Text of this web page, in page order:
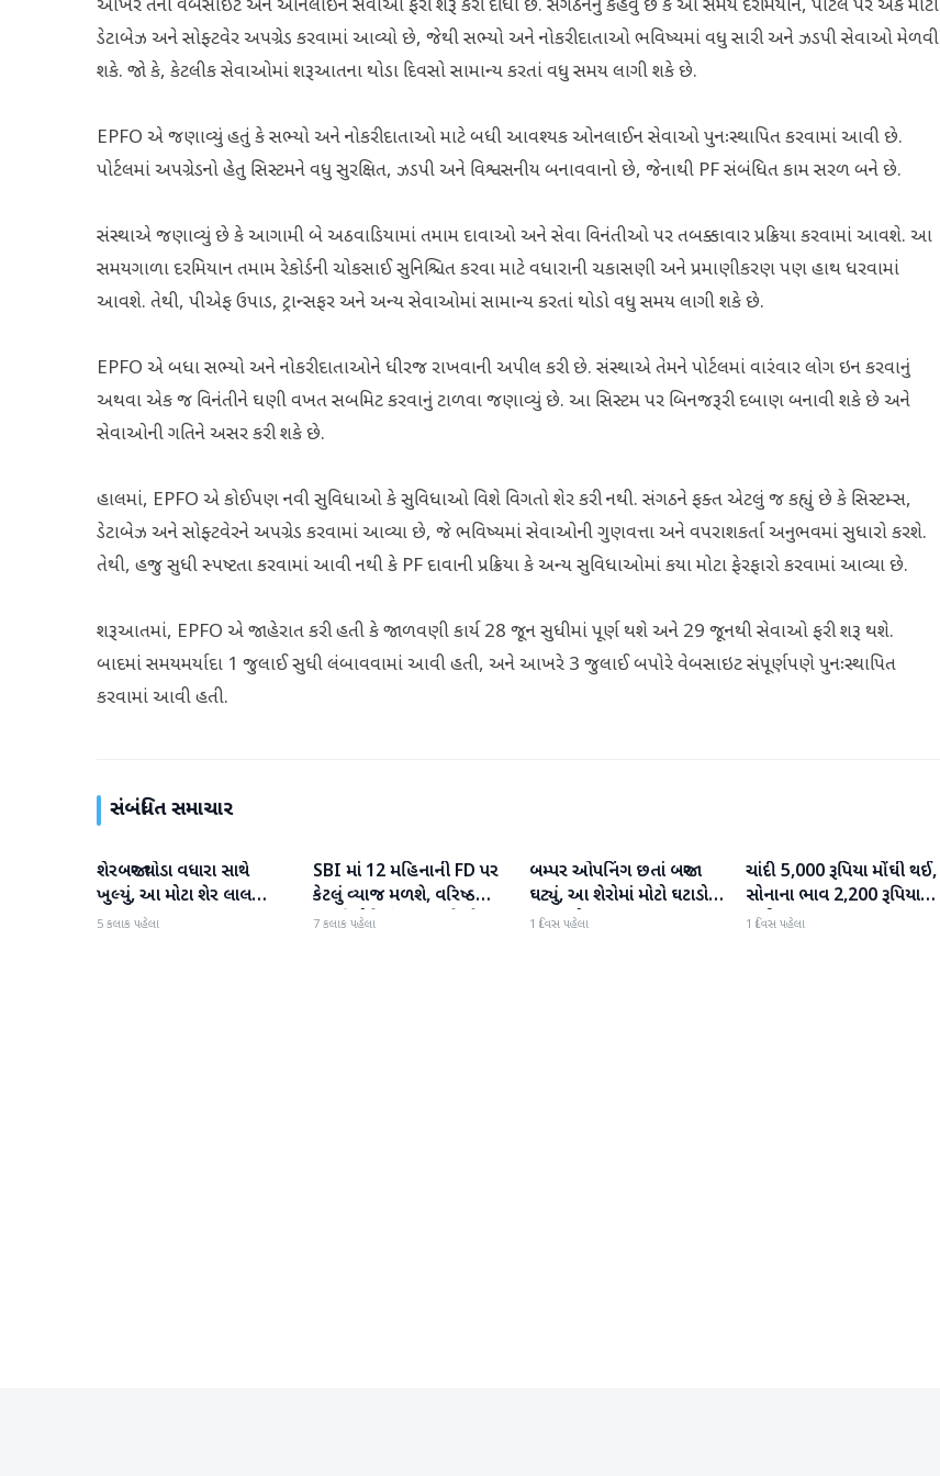
આખરે તેની વેબસાઇટ અને ઓનલાઈન સેવાઓ ફરી શરૂ કરી દીધી છે. સંગઠનનું કહેવું છે કે આ સમય દરમિયાન, પોર્ટલ પર એક મોટો
ડેટાબેઝ અને સોફ્ટવેર અપગ્રેડ કરવામાં આવ્યો છે, જેથી સભ્યો અને નોકરીદાતાઓ ભવિષ્યમાં વધુ સારી અને ઝડપી સેવાઓ મેળવી
શકે. જો કે, કેટલીક સેવાઓમાં શરૂઆતના થોડા દિવસો સામાન્ય કરતાં વધુ સમય લાગી શકે છે.
EPFO એ જણાવ્યું હતું કે સભ્યો અને નોકરીદાતાઓ માટે બધી આવશ્યક ઓનલાઈન સેવાઓ પુનઃસ્થાપિત કરવામાં આવી છે.
પોર્ટલમાં અપગ્રેડનો હેતુ સિસ્ટમને વધુ સુરક્ષિત, ઝડપી અને વિશ્વસનીય બનાવવાનો છે, જેનાથી PF સંબંધિત કામ સરળ બને છે.
સંસ્થાએ જણાવ્યું છે કે આગામી બે અઠવાડિયામાં તમામ દાવાઓ અને સેવા વિનંતીઓ પર તબક્કાવાર પ્રક્રિયા કરવામાં આવશે. આ
સમયગાળા દરમિયાન તમામ રેકોર્ડની ચોકસાઈ સુનિશ્ચિત કરવા માટે વધારાની ચકાસણી અને પ્રમાણીકરણ પણ હાથ ધરવામાં
આવશે. તેથી, પીએફ ઉપાડ, ટ્રાન્સફર અને અન્ય સેવાઓમાં સામાન્ય કરતાં થોડો વધુ સમય લાગી શકે છે.
EPFO એ બધા સભ્યો અને નોકરીદાતાઓને ધીરજ રાખવાની અપીલ કરી છે. સંસ્થાએ તેમને પોર્ટલમાં વારંવાર લોગ ઇન કરવાનું
અથવા એક જ વિનંતીને ઘણી વખત સબમિટ કરવાનું ટાળવા જણાવ્યું છે. આ સિસ્ટમ પર બિનજરૂરી દબાણ બનાવી શકે છે અને
સેવાઓની ગતિને અસર કરી શકે છે.
હાલમાં, EPFO એ કોઈપણ નવી સુવિધાઓ કે સુવિધાઓ વિશે વિગતો શેર કરી નથી. સંગઠને ફક્ત એટલું જ કહ્યું છે કે સિસ્ટમ્સ,
ડેટાબેઝ અને સોફ્ટવેરને અપગ્રેડ કરવામાં આવ્યા છે, જે ભવિષ્યમાં સેવાઓની ગુણવત્તા અને વપરાશકર્તા અનુભવમાં સુધારો કરશે.
તેથી, હજુ સુધી સ્પષ્ટતા કરવામાં આવી નથી કે PF દાવાની પ્રક્રિયા કે અન્ય સુવિધાઓમાં કયા મોટા ફેરફારો કરવામાં આવ્યા છે.
શરૂઆતમાં, EPFO એ જાહેરાત કરી હતી કે જાળવણી કાર્ય 28 જૂન સુધીમાં પૂર્ણ થશે અને 29 જૂનથી સેવાઓ ફરી શરૂ થશે.
બાદમાં સમયમર્યાદા 1 જુલાઈ સુધી લંબાવવામાં આવી હતી, અને આખરે 3 જુલાઈ બપોરે વેબસાઇટ સંપૂર્ણપણે પુનઃસ્થાપિત
કરવામાં આવી હતી.
સંબંધિત સમાચાર
બિઝનેસ
શેરબજાર થોડા વધારા સાથે
ખુલ્યું, આ મોટા શેર લાલ
રંગમાં ખુલ્યા
5 કલાક પહેલા
બિઝનેસ
SBI માં 12 મહિનાની FD પર
કેટલું વ્યાજ મળશે, વરિષ્ઠ
નાગરિકોને શું લાભ મળે છે?
7 કલાક પહેલા
બિઝનેસ
બમ્પર ઓપનિંગ છતાં બજાર
ઘટ્યું, આ શેરોમાં મોટો ઘટાડો
જોવા મળ્યો
1 દિવસ પહેલા
બિઝનેસ
ચાંદી 5,000 રૂપિયા મોંઘી થઈ,
સોનાના ભાવ 2,200 રૂપિયા
સુધી વધ્યા
1 દિવસ પહેલા